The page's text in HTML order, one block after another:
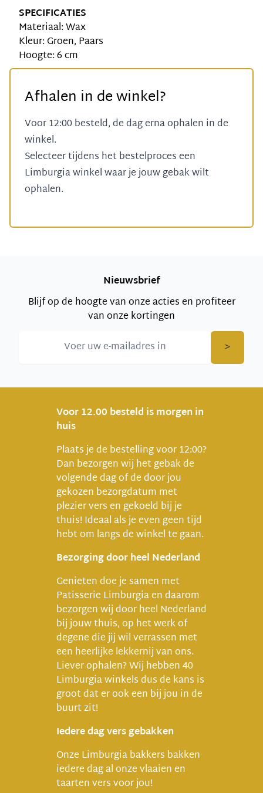
SPECIFICATIES
Materiaal: Wax
Kleur: Groen, Paars
Hoogte: 6 cm
Afhalen in de winkel?
Voor 12:00 besteld, de dag erna ophalen in de
winkel.
Selecteer tijdens het bestelproces een
Limburgia winkelwaar je jouw gebak wilt
ophalen.
Nieuwsbrief
Blijf op de hoogte van onze acties en profiteer
van onze kortingen
>
Voor 12.00 besteld is morgen in
huis
Plaats je de bestelling voor 12:00?
Dan bezorgen wij het gebak de
volgende dag of de door jou
gekozen bezorgdatum met
plezier vers en gekoeld bij je
thuis! Ideaal als je even geen tijd
hebt om langs de winkel te gaan.
Bezorging door heel Nederland
Genieten doe je samen met
Patisserie Limburgia en daarom
bezorgen wij door heel Nederland
bij jouw thuis, op het werk of
degene die jij wil verrassen met
een heerlijke lekkernij van ons.
Liever ophalen? Wij hebben 40
Limburgia winkels dus de kans is
groot dat er ook een bij jou in de
buurt zit!
Iedere dag vers gebakken
Onze Limburgia bakkers bakken
iedere dag al onze vlaaien en
taarten vers voor jou!